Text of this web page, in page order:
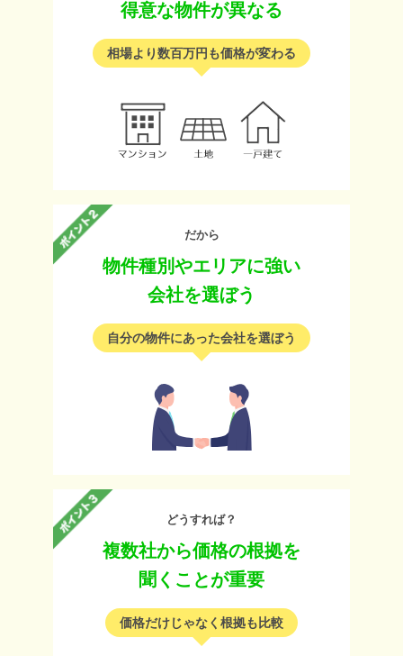
得意な物件が異なる
相場より数百万円も価格が変わる
だから
物件種別やエリアに強い
会社を選ぼう
自分の物件にあった会社を選ぼう
どうすれば？
複数社から価格の根拠を
聞くことが重要
価格だけじゃなく根拠も比較